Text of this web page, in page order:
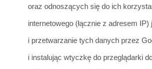
oraz odnoszących się do ich
internetowego (łącznie z adresem IP)
i przetwarzanie tych danych przez
i instalując wtyczkę do przeglądarki